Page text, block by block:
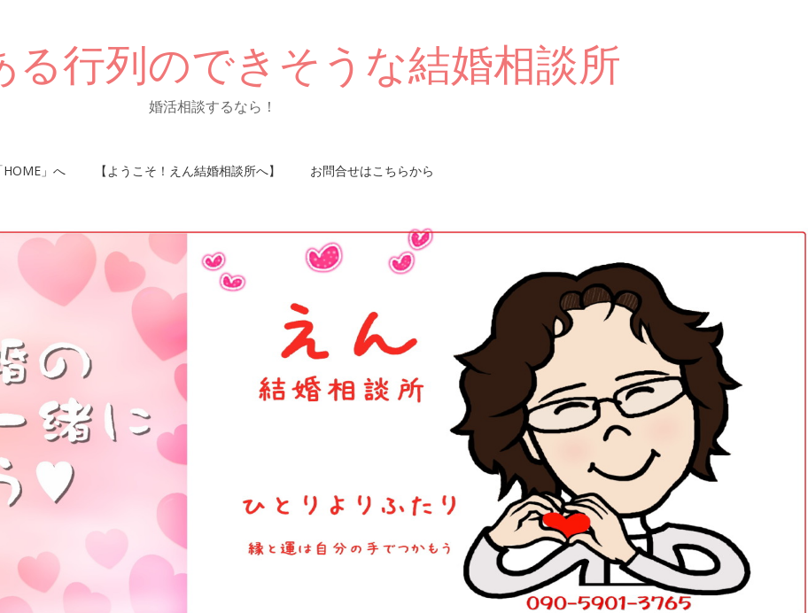
る行列のできそうな結婚相談所
婚活相談するなら！
HOME」へ 【ようこそ！えん結婚相談所へ】 お問合せはこちらから